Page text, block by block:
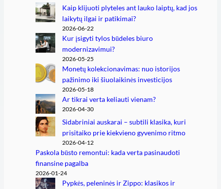
Kaip klijuoti plyteles ant lauko laiptų, kad jos
laikytų ilgai ir patikimai?
2026-06-22
Kur įsigyti tylos būdeles biuro
modernizavimui?
2026-05-25
Monetų kolekcionavimas: nuo istorijos
pažinimo iki šiuolaikinės investicijos
2026-05-18
Ar tikrai verta keliauti vienam?
2026-04-30
Sidabriniai auskarai – subtili klasika, kuri
prisitaiko prie kiekvieno gyvenimo ritmo
2026-04-12
Paskola būsto remontui: kada verta pasinaudoti
finansine pagalba
2026-01-24
Pypkės, peleninės ir Zippo: klasikos ir